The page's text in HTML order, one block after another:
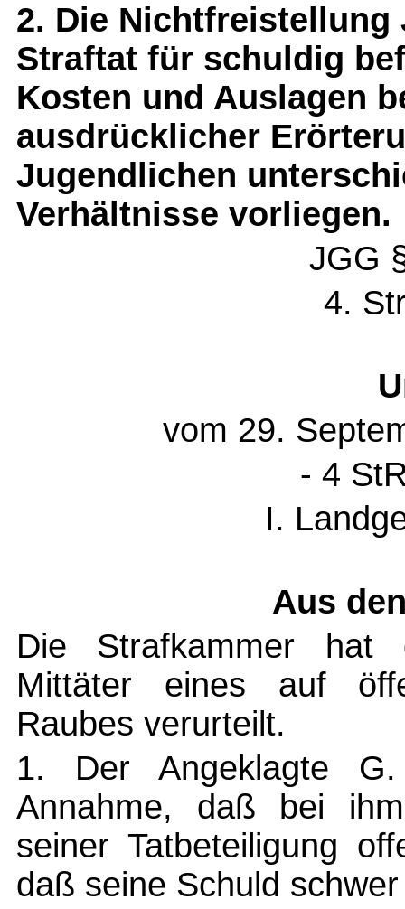
2. Die
Straftat für schuldig
Kosten und Auslagen
ausdrücklicher
Jugendlichen
Verhältnisse vorliegen.
JGG
4.
vom 29.
- 4
I.
Aus
Die Strafkammer hat
Mittäter eines auf
Raubes verurteilt.
1. Der Angeklagte
Annahme, daß bei
seiner Tatbeteiligung
daß seine Schuld